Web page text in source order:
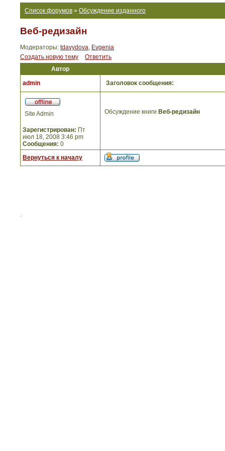
Список форумов » Обсуждение изданного
Веб-редизайн
Модераторы: tdavydova, Evgenia
Создать новую тему
Ответить
Автор
admin
Заголовок сообщения:
Site Admin
Зарегистрирован: Пт
июл 18, 2008 3:46 pm
Сообщения: 0
Обсуждение книги Веб-редизайн
Вернуться к началу